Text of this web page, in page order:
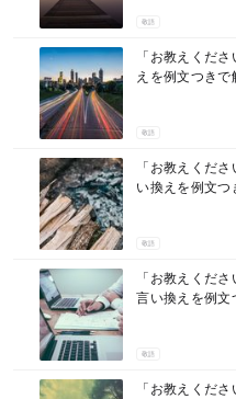
敬語
「お教えくだ
えを例文つきで
敬語
「お教えくだ
い換えを例文つ
敬語
「お教えくだ
言い換えを例文
敬語
「お教えくだ